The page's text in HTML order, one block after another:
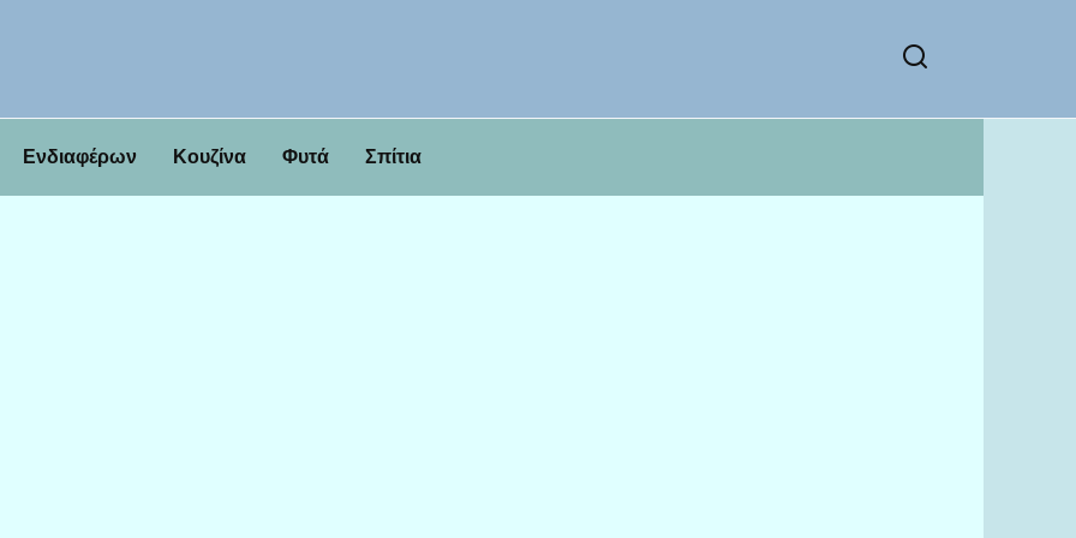
Ενδιαφέρων Κουζίνα Φυτά Σπίτια